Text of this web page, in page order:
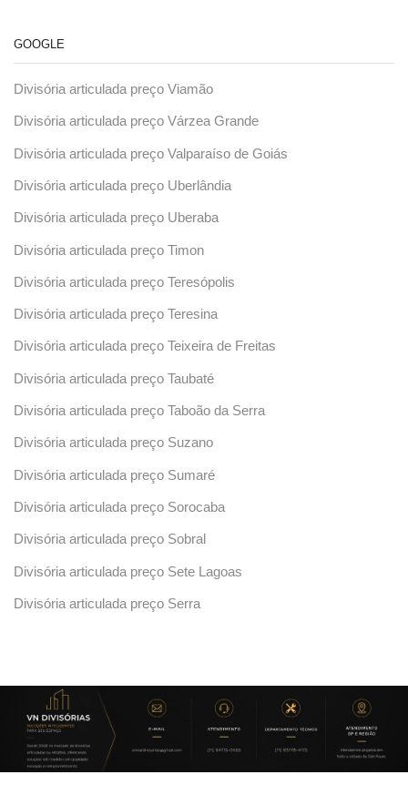
GOOGLE
Divisória articulada preço Viamão
Divisória articulada preço Várzea Grande
Divisória articulada preço Valparaíso de Goiás
Divisória articulada preço Uberlândia
Divisória articulada preço Uberaba
Divisória articulada preço Timon
Divisória articulada preço Teresópolis
Divisória articulada preço Teresina
Divisória articulada preço Teixeira de Freitas
Divisória articulada preço Taubaté
Divisória articulada preço Taboão da Serra
Divisória articulada preço Suzano
Divisória articulada preço Sumaré
Divisória articulada preço Sorocaba
Divisória articulada preço Sobral
Divisória articulada preço Sete Lagoas
Divisória articulada preço Serra